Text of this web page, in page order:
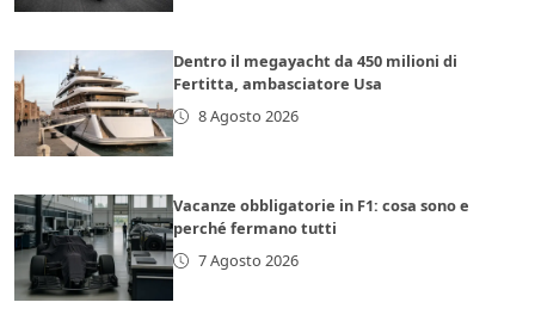
Dentro il megayacht da 450 milioni di
Fertitta, ambasciatore Usa
8 Agosto 2026
Vacanze obbligatorie in F1: cosa sono e
perché fermano tutti
7 Agosto 2026